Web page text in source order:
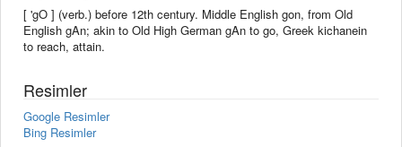
[ 'gO ] (verb.) before 12th century. Middle English gon, from Old
English gAn; akin to Old High German gAn to go, Greek kichanein
to reach, attain.
Resimler
Google Resimler
Bing Resimler